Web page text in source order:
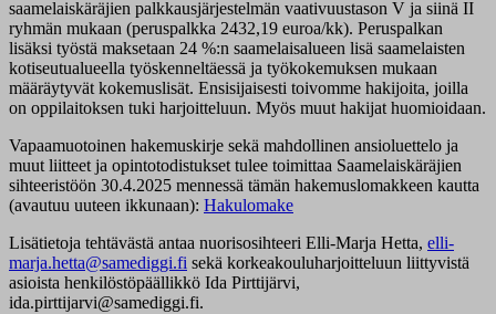
saamelaiskäräjien palkkausjärjestelmän vaativuustason V ja siinä II
ryhmän mukaan (peruspalkka 2432,19 euroa/kk). Peruspalkan
lisäksi työstä maksetaan 24 %:n saamelaisalueen lisä saamelaisten
kotiseutualueella työskenneltäessä ja työkokemuksen mukaan
määräytyvät kokemuslisät. Ensisijaisesti toivomme hakijoita, joilla
on oppilaitoksen tuki harjoitteluun. Myös muut hakijat huomioidaan.
Vapaamuotoinen hakemuskirje sekä mahdollinen ansioluettelo ja
muut liitteet ja opintotodistukset tulee toimittaa Saamelaiskäräjien
sihteeristöön 30.4.2025 mennessä tämän hakemuslomakkeen kautta
(avautuu uuteen ikkunaan): Hakulomake
Lisätietoja tehtävästä antaa nuorisosihteeri Elli-Marja Hetta, elli-
marja.hetta@samediggi.fi sekä korkeakouluharjoitteluun liittyvistä
asioista henkilöstöpäällikkö Ida Pirttijärvi,
ida.pirttijarvi@samediggi.fi.